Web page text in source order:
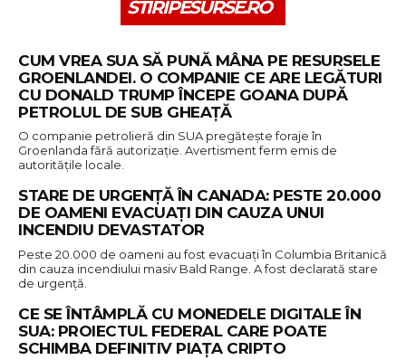
STIRIPESURSE.RO
CUM VREA SUA SĂ PUNĂ MÂNA PE RESURSELE
GROENLANDEI. O COMPANIE CE ARE LEGĂTURI
CU DONALD TRUMP ÎNCEPE GOANA DUPĂ
PETROLUL DE SUB GHEAȚĂ
O companie petrolieră din SUA pregătește foraje în
Groenlanda fără autorizație. Avertisment ferm emis de
autoritățile locale.
STARE DE URGENȚĂ ÎN CANADA: PESTE 20.000
DE OAMENI EVACUAȚI DIN CAUZA UNUI
INCENDIU DEVASTATOR
Peste 20.000 de oameni au fost evacuați în Columbia Britanică
din cauza incendiului masiv Bald Range. A fost declarată stare
de urgență.
CE SE ÎNTÂMPLĂ CU MONEDELE DIGITALE ÎN
SUA: PROIECTUL FEDERAL CARE POATE
SCHIMBA DEFINITIV PIAȚA CRIPTO